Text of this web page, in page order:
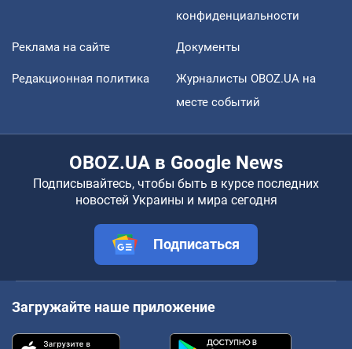
конфиденциальности
Реклама на сайте Документы
Редакционная политика
Журналисты OBOZ.UA на
месте событий
OBOZ.UA в Google News
Подписывайтесь, чтобы быть в курсе последних
новостей Украины и мира сегодня
Подписаться
Загружайте наше приложение